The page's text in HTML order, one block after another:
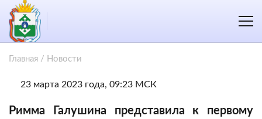
Главная / Новости
23 марта 2023 года, 09:23 МСК
Римма Галушина представила к первому